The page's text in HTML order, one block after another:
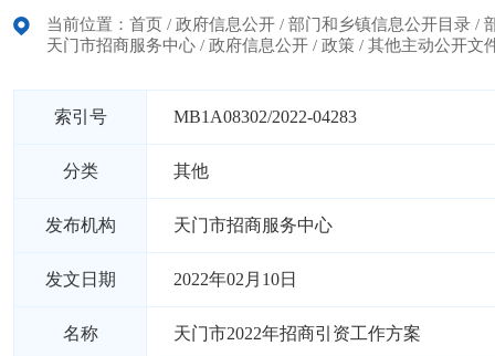
当前位置： 首页 / 政府信息公开 / 部门和乡镇信息公开目录 /
天门市招商服务中心 / 政府信息公开 / 政策 / 其他主动公开文
索引号 MB1A08302/2022-04283
分类 其他
发布机构 天门市招商服务中心
发文日期 2022年02月10日
名称 天门市2022年招商引资工作方案